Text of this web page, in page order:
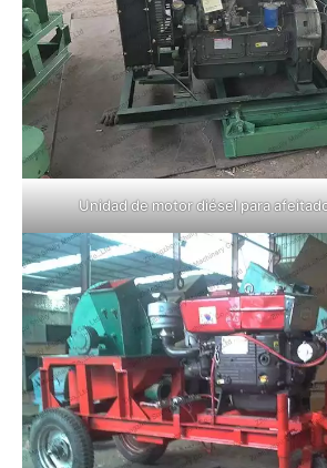
Unidad de motor diésel para